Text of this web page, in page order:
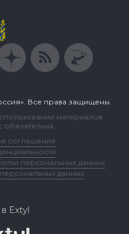
Все права защищены.
материалов
обязательна.
соглашение
персональных данных
данных
Extyl